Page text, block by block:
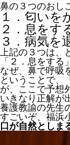
鼻の３つのおし
１．匂いを
２．息をす
３．病気を
上記の３つは
「２．息をす
なぜ、鼻で呼吸
ということで、
が、ここで予想
いきなり正解が
養護教諭の先生
すごいぞ、福浜
口が自然としま